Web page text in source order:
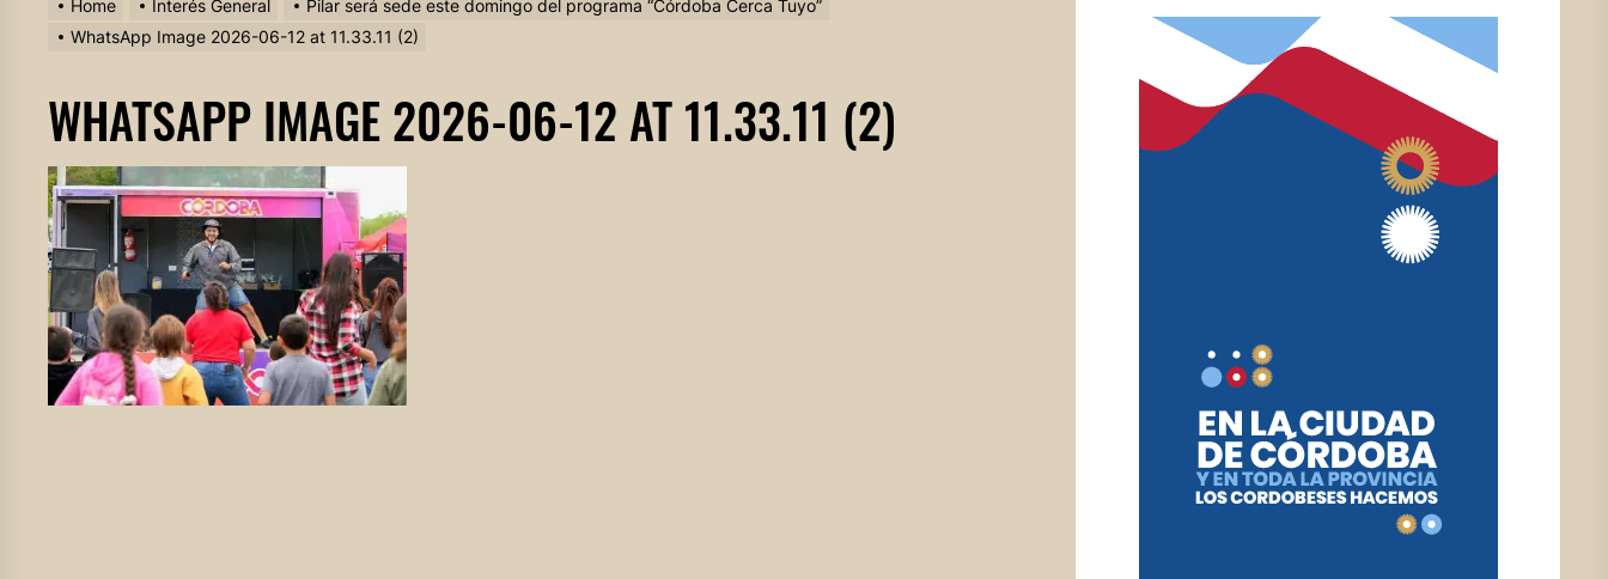
Home Interés General
Pilar será sede este domingo del programa “Córdoba Cerca Tuyo”
WhatsApp Image 2026-06-12 at 11.33.11 (2)
WHATSAPP IMAGE 2026-06-12 AT 11.33.11 (2)